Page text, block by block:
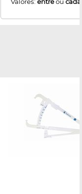
Valores: entreou